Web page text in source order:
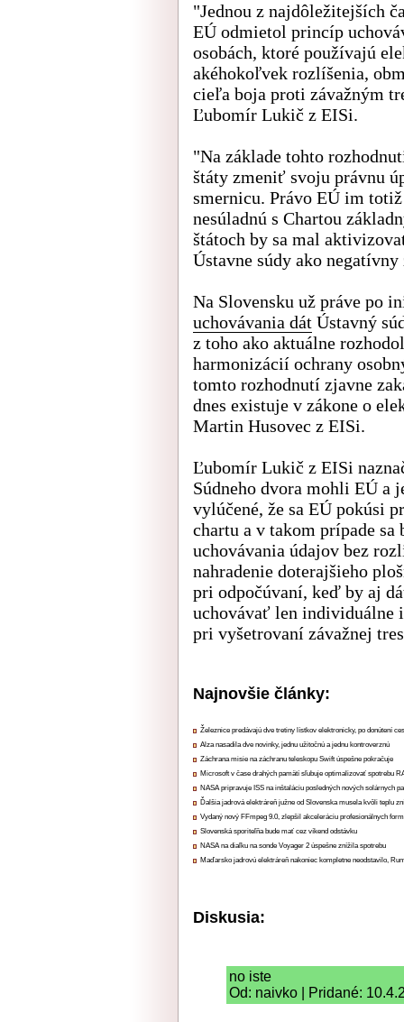
"Jednou z najdôležitejších
EÚ odmietol princíp
osobách, ktoré používajú
akéhokoľvek rozlíšenia,
cieľa boja proti závažným
Ľubomír Lukič z EISi.
"Na základe tohto
štáty zmeniť svoju právnu
smernicu. Právo EÚ im
nesúladnú s Chartou
štátoch by sa mal
Ústavne súdy ako
Na Slovensku už práve po
uchovávania dát Ústavný
z toho ako aktuálne
harmonizácií ochrany
tomto rozhodnutí zjavne
dnes existuje v zákone o
Martin Husovec z EISi.
Ľubomír Lukič z EISi
Súdneho dvora mohli EÚ
vylúčené, že sa EÚ pokúsi
chartu a v takom prípade
uchovávania údajov bez
nahradenie doterajšieho
pri odpočúvaní, keď by aj
uchovávať len individuálne
pri vyšetrovaní závažnej
Najnovšie články:
Železnice predávajú dve tretiny lístkov elektronicky, po donútení
Alza nasadila dve novinky, jednu užitočnú a jednu kontroverznú
Záchrana misie na záchranu teleskopu Swift úspešne pokračuje
Microsoft v čase drahých pamätí sľubuje optimalizovať spotrebu
NASA pripravuje ISS na inštaláciu posledných nových solárnych
Ďalšia jadrová elektráreň južne od Slovenska musela kvôli teplu
Vydaný nový FFmpeg 9.0, zlepšil akceleráciu profesionálnych
Slovenská sporiteľňa bude mať cez víkend odstávku
NASA na diaľku na sonde Voyager 2 úspešne znížila spotrebu
Maďarsko jadrovú elektráreň nakoniec kompletne neodstavilo,
Diskusia:
no iste
Od: naivko | Pridané: